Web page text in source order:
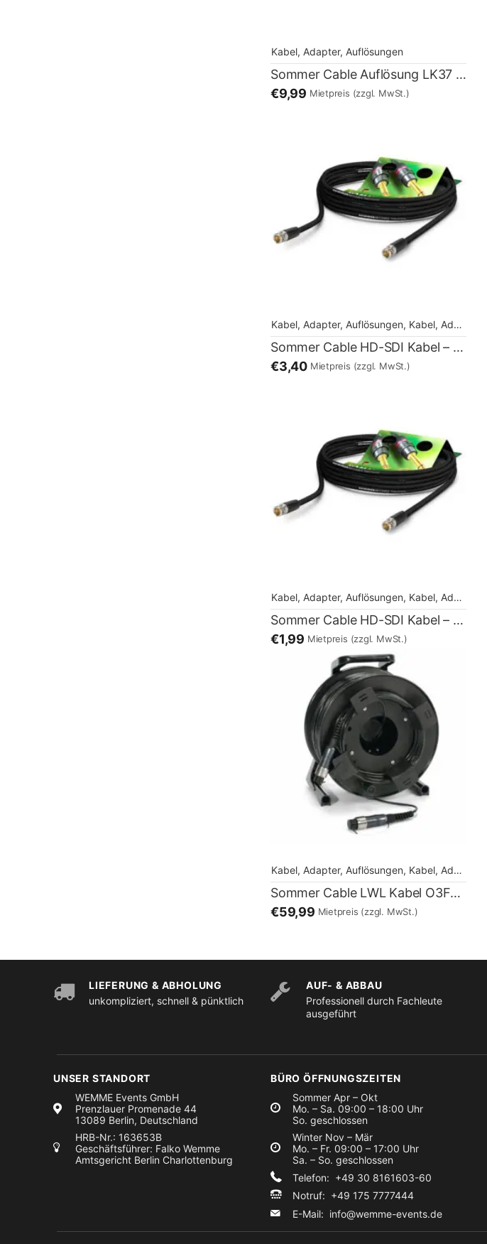
Kabel, Adapter, Auflösungen
Sommer Cable Auflösung LK37 male – 12 Kanal XLR female
€9,99 Mietpreis (zzgl. MwSt.)
Kabel, Adapter, Auflösungen, Kabel, Adapter, Auflösungen
Sommer Cable HD-SDI Kabel – 10m
€3,40 Mietpreis (zzgl. MwSt.)
Kabel, Adapter, Auflösungen, Kabel, Adapter, Auflösungen
Sommer Cable HD-SDI Kabel – 3m
€1,99 Mietpreis (zzgl. MwSt.)
Kabel, Adapter, Auflösungen, Kabel, Adapter, Auflösungen
Sommer Cable LWL Kabel O3F4GL04 – 100m
€59,99 Mietpreis (zzgl. MwSt.)
LIEFERUNG & ABHOLUNG
unkompliziert, schnell & pünktlich
AUF- & ABBAU
Professionell durch Fachleute
ausgeführt
UNSER STANDORT
WEMME Events GmbH
Prenzlauer Promenade 44
13089 Berlin, Deutschland
HRB-Nr.: 163653B
Geschäftsführer: Falko Wemme
Amtsgericht Berlin Charlottenburg
BÜRO ÖFFNUNGSZEITEN
Sommer Apr – Okt
Mo. – Sa. 09:00 – 18:00 Uhr
So. geschlossen
Winter Nov – Mär
Mo. – Fr. 09:00 – 17:00 Uhr
Sa. – So. geschlossen
Telefon: +49 30 8161603-60
Notruf: +49 175 7777444
E-Mail: info@wemme-events.de